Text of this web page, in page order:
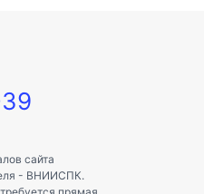
сайта
- ВНИИСПК.